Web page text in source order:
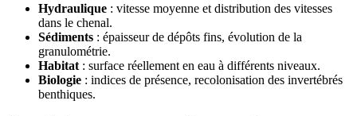
Hydraulique : vitesse moyenne et distribution des vitesses
dans le chenal.
Sédiments : épaisseur de dépôts fins, évolution de la
granulométrie.
Habitat : surface réellement en eau à différents niveaux.
Biologie : indices de présence, recolonisation des invertébrés
benthiques.